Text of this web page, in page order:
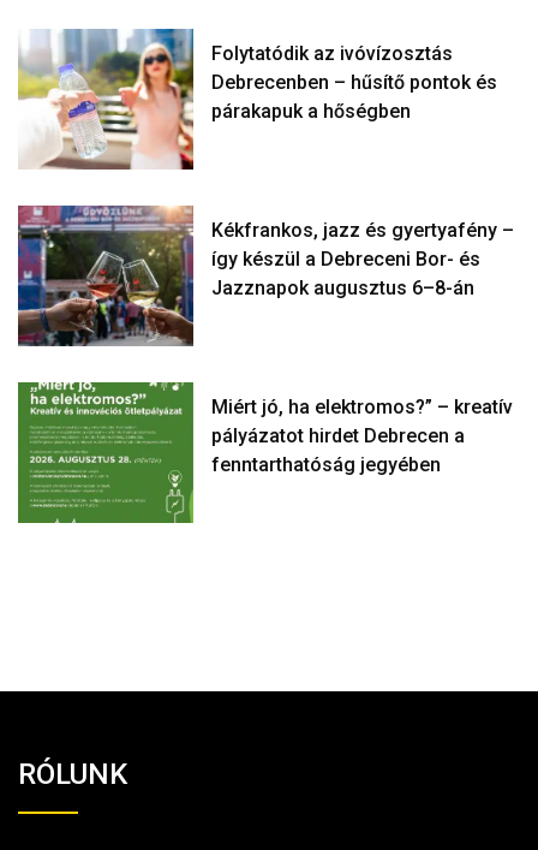
Folytatódik az ivóvízosztás
Debrecenben – hűsítő pontok és
párakapuk a hőségben
Kékfrankos, jazz és gyertyafény –
így készül a Debreceni Bor- és
Jazznapok augusztus 6–8-án
Miért jó, ha elektromos?” – kreatív
pályázatot hirdet Debrecen a
fenntarthatóság jegyében
RÓLUNK